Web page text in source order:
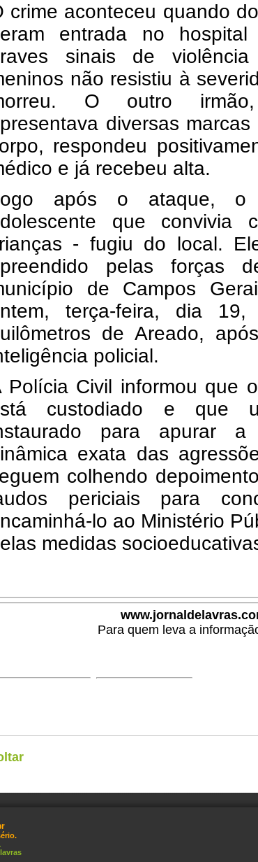
crime aconteceu quando
entrada no
sinais de
não resistiu à
O outro
diversas
respondeu
e já recebeu alta.
após o ataque, o
que convivia
- fugiu do local.
pelas forças
de Campos
terça-feira, dia
de Areado,
policial.
Polícia Civil informou que
custodiado e que
para apurar
exata das
colhendo
periciais para
lo ao Ministério
medidas
Para quem leva a